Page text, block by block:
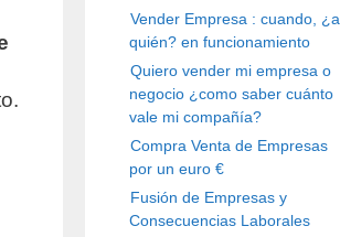
Vender Empresa : cuando, ¿a
quién? en funcionamiento
Quiero vender mi empresa o
negocio ¿como saber cuánto
vale mi compañía?
Compra Venta de Empresas
por un euro €
Fusión de Empresas y
Consecuencias Laborales